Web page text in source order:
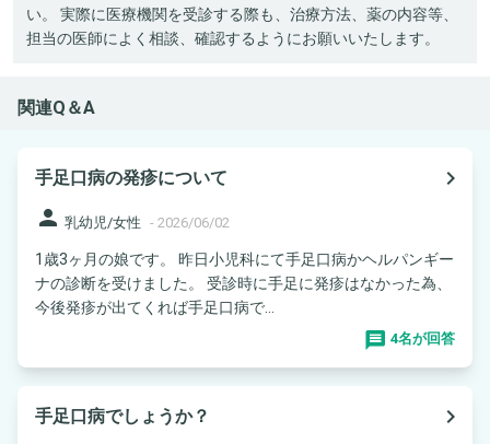
い。 実際に医療機関を受診する際も、治療方法、薬の内容等、
担当の医師によく相談、確認するようにお願いいたします。
関連Q＆A
手足口病の発疹について
navigate_next
person 乳幼児/女性 - 2026/06/02
1歳3ヶ月の娘です。 昨日小児科にて手足口病かヘルパンギー
ナの診断を受けました。 受診時に手足に発疹はなかった為、
今後発疹が出てくれば手足口病で...
4名が回答
手足口病でしょうか？
navigate_next